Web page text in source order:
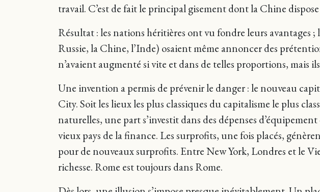
travail. C’est de fait le principal gisement dont la Chine dispose
Résultat : les nations héritières ont vu fondre leurs avantages
Russie, la Chine, l’Inde) osaient même annoncer des
n’avaient augmenté si vite et dans de telles proportions, mais
Une invention a permis de prévenir le danger : le nouveau
City. Soit les lieux les plus classiques du capitalisme le plus
naturelles, une part s’investit dans des dépenses
vieux pays de la finance. Les surprofits, une fois placés,
pour de nouveaux surprofits. Entre New York, Londres et le
richesse. Rome est toujours dans Rome.